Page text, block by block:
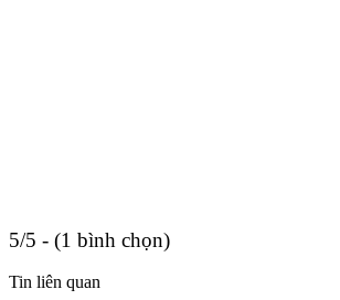
5/5 - (1 bình chọn)
Tin liên quan